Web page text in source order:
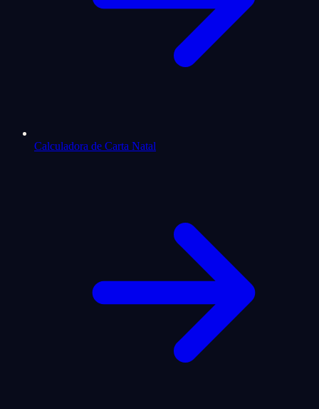
Calculadora de Carta Natal